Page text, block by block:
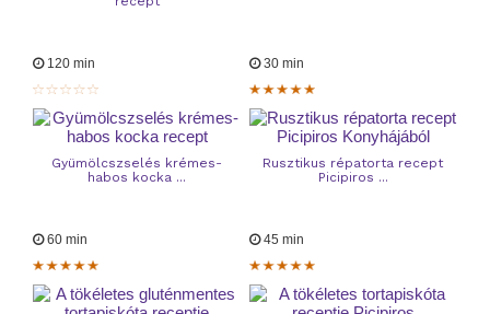
120 min
Gyümölcszselés krémes-
habos kocka ...
30 min
Rusztikus répatorta recept
Picipiros ...
60 min 45 min